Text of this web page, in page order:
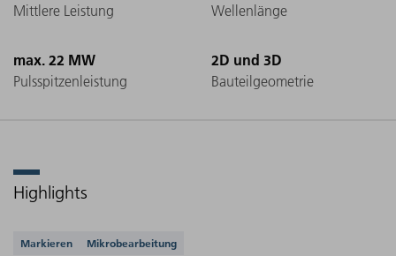
Mittlere Leistung Wellenlänge
max. 22 MW
Pulsspitzenleistung
2D und 3D
Bauteilgeometrie
Highlights
Unterstützte Anwendungen
Markieren Mikrobearbeitung